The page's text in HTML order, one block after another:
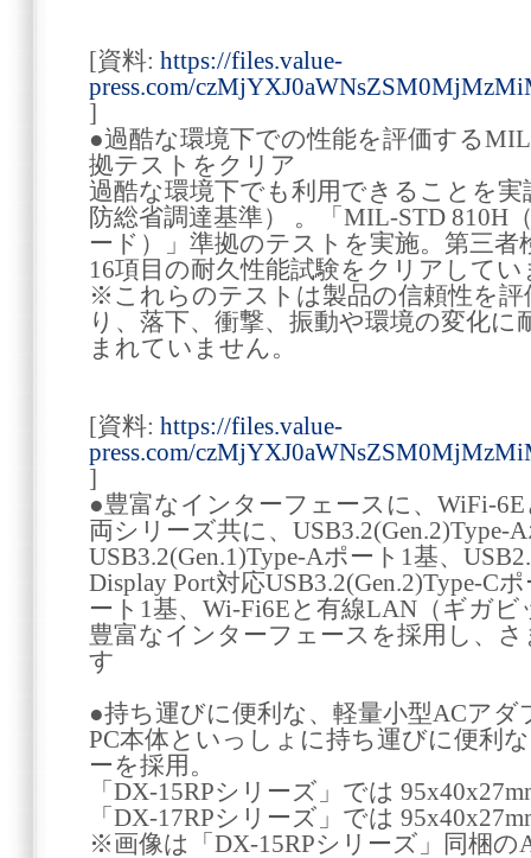
[資料: https://files.value-
press.com/
]
●過酷な環境下での性能を評価する
拠テストをクリア
過酷な環境下でも利用できることを
防総省調達基準） 。「MIL-STD 810H
ード）」準拠のテストを実施。第三
16項目の耐久性能試験をクリアしてい
※これらのテストは製品の信頼性を
り、落下、衝撃、振動や環境の変化
まれていません。
[資料: https://files.value-
press.com/
]
●豊富なインターフェースに、WiFi-
両シリーズ共に、USB3.2(Gen.2)Type-
USB3.2(Gen.1)Type-Aポート1基、
Display Port対応USB3.2(Gen.2)Type-C
ート1基、Wi-Fi6Eと有線LAN（ギガ
豊富なインターフェースを採用し、
す
●持ち運びに便利な、軽量小型ACアダ
PC本体といっしょに持ち運びに便利
ーを採用。
「DX-15RPシリーズ」では
「DX-17RPシリーズ」では
※画像は「DX-15RPシリーズ」同梱の